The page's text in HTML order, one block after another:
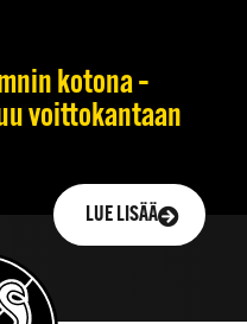
kotona –
voittokantaan
LUE LISÄÄ